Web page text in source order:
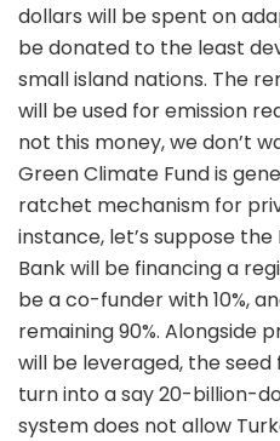
dollars will be spent on
be donated to the least
small island nations. The
will be used for emission
not this money, we don’t
Green Climate Fund is
ratchet mechanism for
instance, let’s suppose
Bank will be financing a
be a co-funder with 10%,
remaining 90%. Alongside
will be leveraged, the seed
turn into a say 20-billion-
system does not allow